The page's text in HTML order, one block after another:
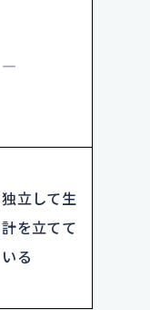
―
独立して生
計を立てて
いる